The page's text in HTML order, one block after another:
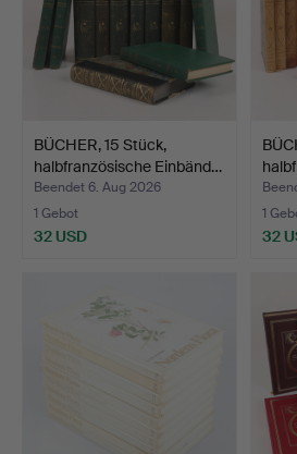
BÜCHER, 15 Stück,
halbfranzösische Einbänd…
Beendet 6. Aug 2026
1 Gebot
32 USD
1
32